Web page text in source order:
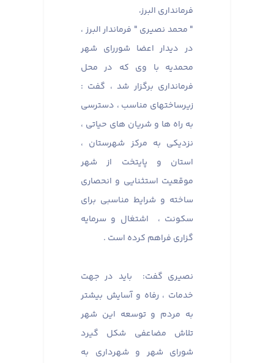
فرمانداری البرز،
" محمد نصیری " فرماندار البرز ،
در دیدار اعضا شوررای شهر
محمدیه با وی که در محل
فرمانداری برگزار شد ، گفت :
زیرساختهای مناسب ، دسترسی
به راه ها و شریان های حیاتی ،
نزدیکی به مرکز شهرستان ،
استان و پایتخت از شهر
موقعیت استثنایی و انحصاری
ساخته و شرایط مناسبی برای
سکونت ، اشتغال و سرمایه
گزاری فراهم کرده است .
نصیری گفت: باید در جهت
خدمات ، رفاه و آسایش بیشتر
به مردم و توسعه این شهر
تلاش مضاعفی شکل گیرد
شورای شهر و شهرداری به